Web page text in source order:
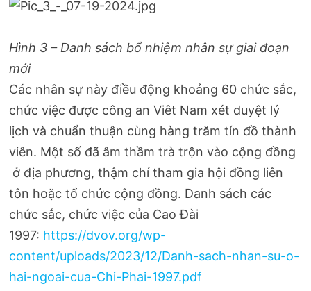
Hình 3 – Danh sách bổ nhiệm nhân sự giai đoạn
mới
Các nhân sự này điều động khoảng 60 chức sắc,
chức việc được công an Viêt Nam xét duyệt lý
lịch và chuẩn thuận cùng hàng trăm tín đồ thành
viên. Một số đã âm thầm trà trộn vào cộng đồng
ở địa phương, thậm chí tham gia hội đồng liên
tôn hoặc tổ chức cộng đồng. Danh sách các
chức sắc, chức việc của Cao Đài
1997: https://dvov.org/wp-
content/uploads/2023/12/Danh-sach-nhan-su-o-
hai-ngoai-cua-Chi-Phai-1997.pdf